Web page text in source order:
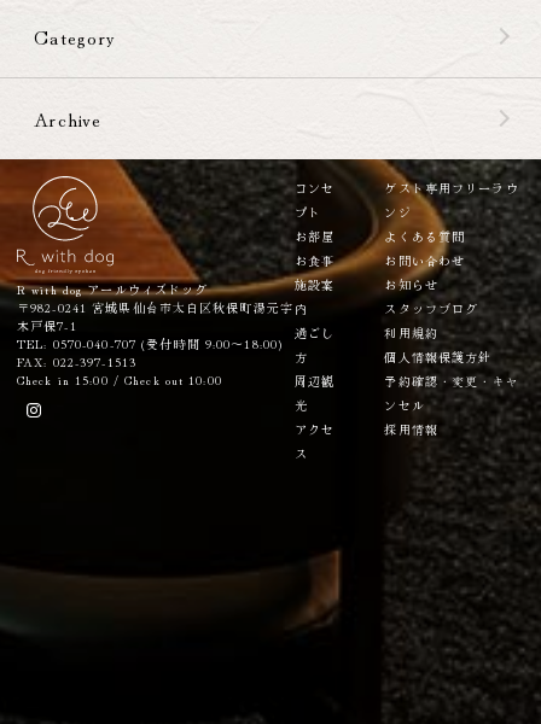
Category
Archive
R with dog アールウィズドッグ
〒982-0241 宮城県仙台市太白区秋保町湯元字
木戸保7-1
TEL: 0570-040-707 (受付時間 9:00～18:00)
FAX: 022-397-1513
Check in 15:00 / Check out 10:00
コンセ
プト
お部屋
お食事
施設案
内
過ごし
方
周辺観
光
アクセ
ス
ゲスト専用フリーラウ
ンジ
よくある質問
お問い合わせ
お知らせ
スタッフブログ
利用規約
個人情報保護方針
予約確認・変更・キャ
ンセル
採用情報